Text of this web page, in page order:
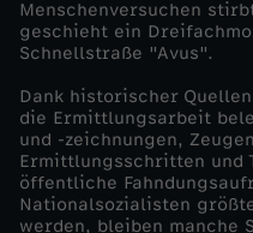
n
z
e
l
Menschenversuchen
geschieht ein
Schnellstraße "Avus".
Dank historischer
die Ermittlungsarbeit
und -zeichnungen,
Ermittlungsschritten und
öffentliche
Nationalsozialisten
werden, bleiben manche